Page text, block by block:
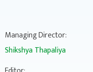
Managing Director:
Shikshya Thapaliya